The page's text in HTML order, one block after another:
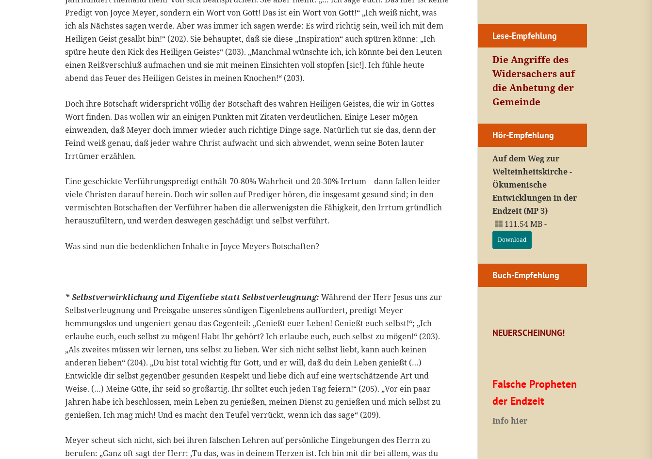
Predigt von Joyce Meyer, sondern ein Wort von Gott! Das ist ein Wort von Gott!“ „Ich weiß nicht, was
ich als Nächstes sagen werde. Aber was immer ich sagen werde: Es wird richtig sein, weil ich mit dem
Heiligen Geist gesalbt bin!“ (202). Sie behauptet, daß sie diese „Inspiration“ auch spüren könne: „Ich
spüre heute den Kick des Heiligen Geistes“ (203). „Manchmal wünschte ich, ich könnte bei den Leuten
einen Reißverschluß aufmachen und sie mit meinen Einsichten voll stopfen [sic!]. Ich fühle heute
abend das Feuer des Heiligen Geistes in meinen Knochen!“ (203).
Doch ihre Botschaft widerspricht völlig der Botschaft des wahren Heiligen Geistes, die wir in Gottes
Wort finden. Das wollen wir an einigen Punkten mit Zitaten verdeutlichen. Einige Leser mögen
einwenden, daß Meyer doch immer wieder auch richtige Dinge sage. Natürlich tut sie das, denn der
Feind weiß genau, daß jeder wahre Christ aufwacht und sich abwendet, wenn seine Boten lauter
Irrtümer erzählen.
Eine geschickte Verführungspredigt enthält 70-80% Wahrheit und 20-30% Irrtum – dann fallen leider
viele Christen darauf herein. Doch wir sollen auf Prediger hören, die insgesamt gesund sind; in den
vermischten Botschaften der Verführer haben die allerwenigsten die Fähigkeit, den Irrtum gründlich
herauszufiltern, und werden deswegen geschädigt und selbst verführt.
Was sind nun die bedenklichen Inhalte in Joyce Meyers Botschaften?
* Selbstverwirklichung und Eigenliebe statt Selbstverleugnung: Während der Herr Jesus uns zur
Selbstverleugnung und Preisgabe unseres sündigen Eigenlebens auffordert, predigt Meyer
hemmungslos und ungeniert genau das Gegenteil: „Genießt euer Leben! Genießt euch selbst!“; „Ich
erlaube euch, euch selbst zu mögen! Habt Ihr gehört? Ich erlaube euch, euch selbst zu mögen!“ (203).
„Als zweites müssen wir lernen, uns selbst zu lieben. Wer sich nicht selbst liebt, kann auch keinen
anderen lieben“ (204). „Du bist total wichtig für Gott, und er will, daß du dein Leben genießt (…)
Entwickle dir selbst gegenüber gesunden Respekt und liebe dich auf eine wertschätzende Art und
Weise. (…) Meine Güte, ihr seid so großartig. Ihr solltet euch jeden Tag feiern!“ (205). „Vor ein paar
Jahren habe ich beschlossen, mein Leben zu genießen, meinen Dienst zu genießen und mich selbst zu
genießen. Ich mag mich! Und es macht den Teufel verrückt, wenn ich das sage“ (209).
Meyer scheut sich nicht, sich bei ihren falschen Lehren auf persönliche Eingebungen des Herrn zu
berufen: „Ganz oft sagt der Herr: ‚Tu das, was in deinem Herzen ist. Ich bin mit dir bei allem, was du
Lese-Empfehlung
Die Angriffe des
Widersachers auf
die Anbetung der
Gemeinde
Hör-Empfehlung
Auf dem Weg zur
Welteinheitskirche -
Ökumenische
Entwicklungen in der
Endzeit (MP 3)
111.54 MB -
Download
Buch-Empfehlung
NEUERSCHEINUNG!
Falsche Propheten
der Endzeit
Info hier